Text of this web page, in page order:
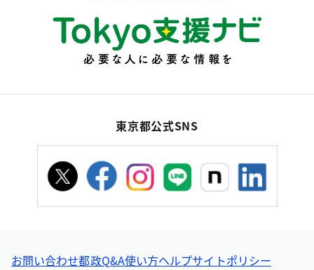
東京都公式SNS
お問い合わせ都政Q&A使い方ヘルプサイトポリシー